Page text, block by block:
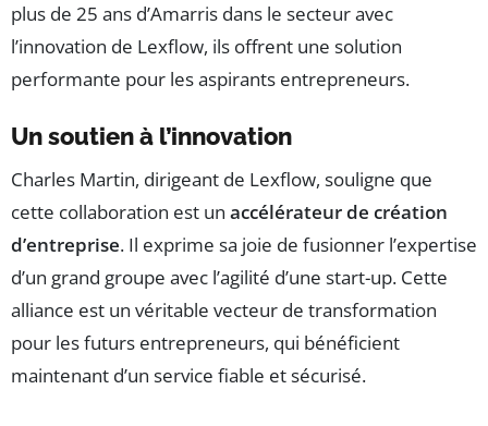
plus de 25 ans d’Amarris dans le secteur avec
l’innovation de Lexflow, ils offrent une solution
performante pour les aspirants entrepreneurs.
Un soutien à l’innovation
Charles Martin, dirigeant de Lexflow, souligne que
cette collaboration est un accélérateur de création
d’entreprise. Il exprime sa joie de fusionner l’expertise
d’un grand groupe avec l’agilité d’une start-up. Cette
alliance est un véritable vecteur de transformation
pour les futurs entrepreneurs, qui bénéficient
maintenant d’un service fiable et sécurisé.